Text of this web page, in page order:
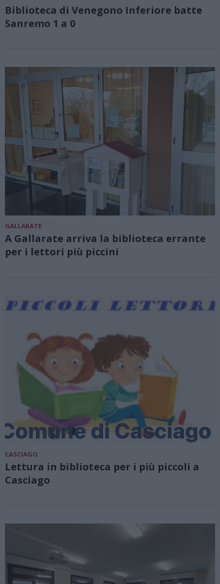
Biblioteca di Venegono Inferiore batte
Sanremo 1 a 0
GALLARATE
A Gallarate arriva la biblioteca errante
per i lettori più piccini
CASCIAGO
Lettura in biblioteca per i più piccoli a
Casciago